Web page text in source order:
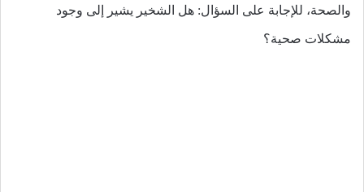
والصحة، للإجابة على السؤال: هل الشخير يشير إلى وجود
مشكلات صحية؟